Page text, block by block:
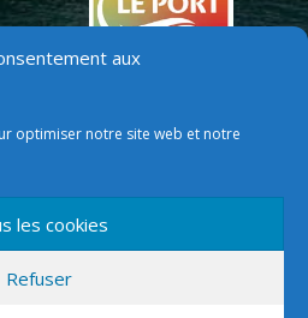
aux
optimiser notre site web et notre
les cookies
Refuser